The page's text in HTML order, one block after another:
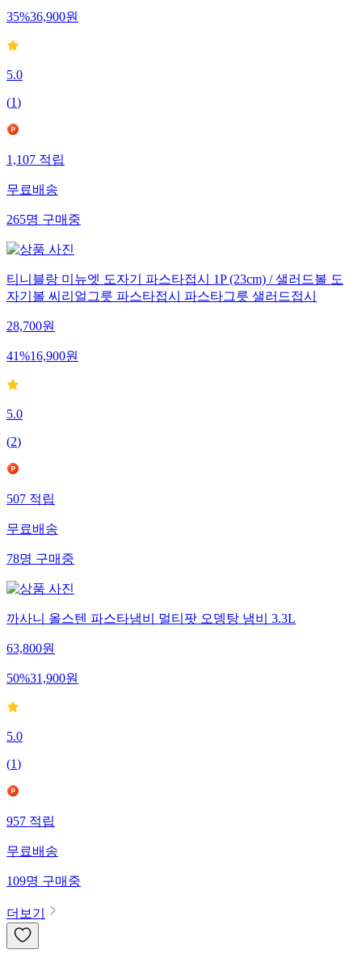
35%36,900원
5.0
(1)
1,107적립
무료배송
265명구매중
티니블랑 미뉴엣 도자기 파스타접시 1P (23cm) / 샐러드볼 도
자기볼 씨리얼그릇 파스타접시 파스타그릇 샐러드접시
28,700원
41%16,900원
5.0
(2)
507적립
무료배송
78명구매중
까사니 올스텐 파스타냄비 멀티팟 오뎅탕 냄비 3.3L
63,800원
50%31,900원
5.0
(1)
957적립
무료배송
109명구매중
더보기